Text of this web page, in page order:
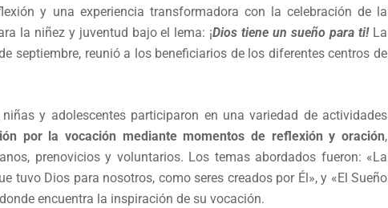
y una experiencia transformadora con la celebración de la
la niñez y juventud bajo el lema: ¡Dios tiene un sueño para ti! La
septiembre, reunió a los beneficiarios de los diferentes centros de
y adolescentes participaron en una variedad de actividades
por la vocación mediante momentos de reflexión y oración,
prenovicios y voluntarios. Los temas abordados fueron: «La
tuvo Dios para nosotros, como seres creados por Él», y «El Sueño
encuentra la inspiración de su vocación.